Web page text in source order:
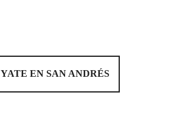
YATE EN SAN ANDRÉS